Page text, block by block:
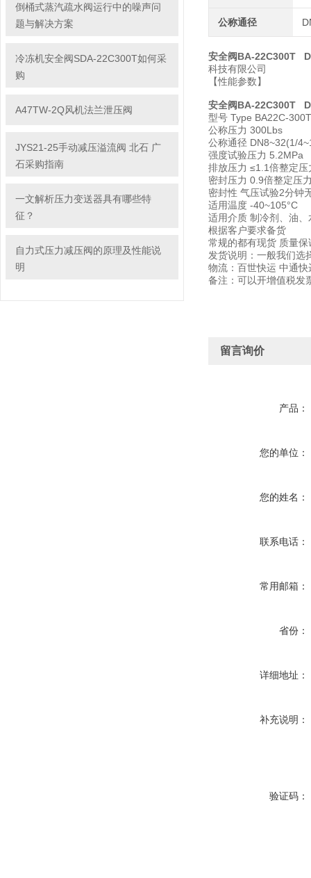
倒桶式蒸汽疏水阀运行中的噪声问
题与解决方案
冷冻机安全阀SDA-22C300T如何采
购
A47TW-2Q风机法兰泄压阀
JYS21-25手动减压溢流阀 北石 广
石采购指南
一文解析压力变送器具有哪些特
征？
自力式压力减压阀的原理及性能说
明
公称通径
安全阀BA-22C300T
科技有限公司
【性能参数】
安全阀BA-22C300T
型号 Type BA22C-300T
公称压力 300Lbs
公称通径 DN8~32(1/
强度试验压力 5.2MPa
排放压力 ≤1.1倍整定压
密封压力 0.9倍整定压
密封性 气压试验2分钟
适用温度 -40~105°C
适用介质 制冷剂、油、
根据客户要求备货
常规的都有现货 质量
发货说明：一般我们选
物流：百世快运 中通
备注：可以开增值税发
留言询价
产品：
您的单位：
您的姓名：
联系电话：
常用邮箱：
省份：
详细地址：
补充说明：
验证码：